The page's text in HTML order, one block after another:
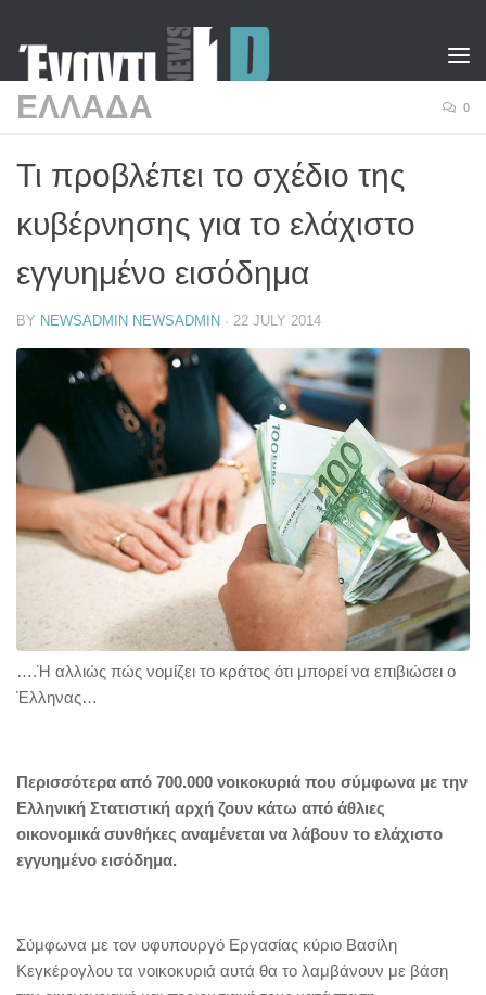
ΕΛΛΑΔΑ 0
Τι προβλέπει το σχέδιο της
κυβέρνησης για το ελάχιστο
εγγυημένο εισόδημα
BY NEWSADMIN NEWSADMIN · 22 JULY 2014
….Ή αλλιώς πώς νομίζει το κράτος ότι μπορεί να επιβιώσει ο
Έλληνας…
Περισσότερα από 700.000 νοικοκυριά που σύμφωνα με την
Ελληνική Στατιστική αρχή ζουν κάτω από άθλιες
οικονομικά συνθήκες αναμένεται να λάβουν το ελάχιστο
εγγυημένο εισόδημα.
Σύμφωνα με τον υφυπουργό Εργασίας κύριο Βασίλη
Κεγκέρογλου τα νοικοκυριά αυτά θα το λαμβάνουν με βάση